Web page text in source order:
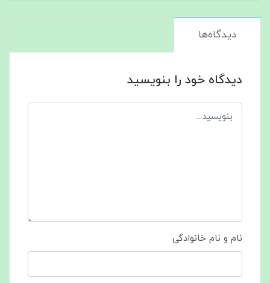
دیدگاه‌ها
دیدگاه خود را بنویسید
نام و نام خانوادگی